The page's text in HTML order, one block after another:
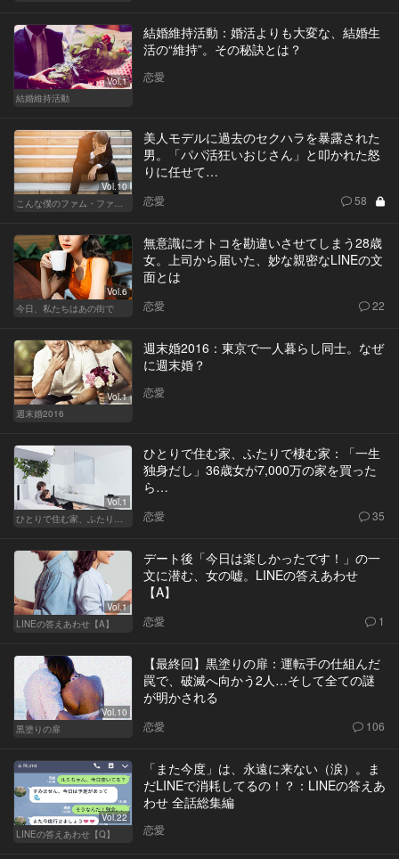
Vol.1
結婚維持活動
結婚維持活動：婚活よりも大変な、結婚生
活の“維持”。その秘訣とは？
恋愛
Vol.10
美人モデルに過去のセクハラを暴露された
男。「パパ活狂いおじさん」と叩かれた怒
りに任せて…
恋愛 58
Vol.6
今日、私たちはあの街で
無意識にオトコを勘違いさせてしまう28歳
女。上司から届いた、妙な親密なLINEの文
面とは
恋愛 22
Vol.1
週末婚2016
週末婚2016：東京で一人暮らし同士。なぜ
に週末婚？
恋愛
Vol.1
ひとりで住む家、ふたりで棲む家：「一生
独身だし」36歳女が7,000万の家を買った
ら…
恋愛 35
Vol.1
LINEの答えあわせ【A】
デート後「今日は楽しかったです！」の一
文に潜む、女の嘘。LINEの答えあわせ
【A】
恋愛 1
Vol.10
黒塗りの扉
【最終回】黒塗りの扉：運転手の仕組んだ
罠で、破滅へ向かう2人…そして全ての謎
が明かされる
恋愛 106
Vol.22
LINEの答えあわせ【Q】
「また今度」は、永遠に来ない（涙）。ま
だLINEで消耗してるの！？：LINEの答えあ
わせ 全話総集編
恋愛